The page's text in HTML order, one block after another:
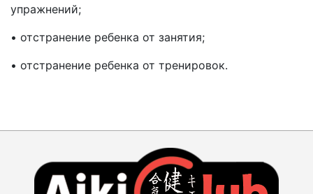
упражнений;
• отстранение ребенка от занятия;
• отстранение ребенка от тренировок.